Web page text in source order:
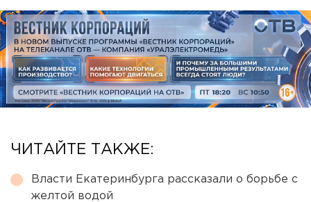
ЧИТАЙТЕ ТАКЖЕ:
Власти Екатеринбурга рассказали о борьбе с
желтой водой